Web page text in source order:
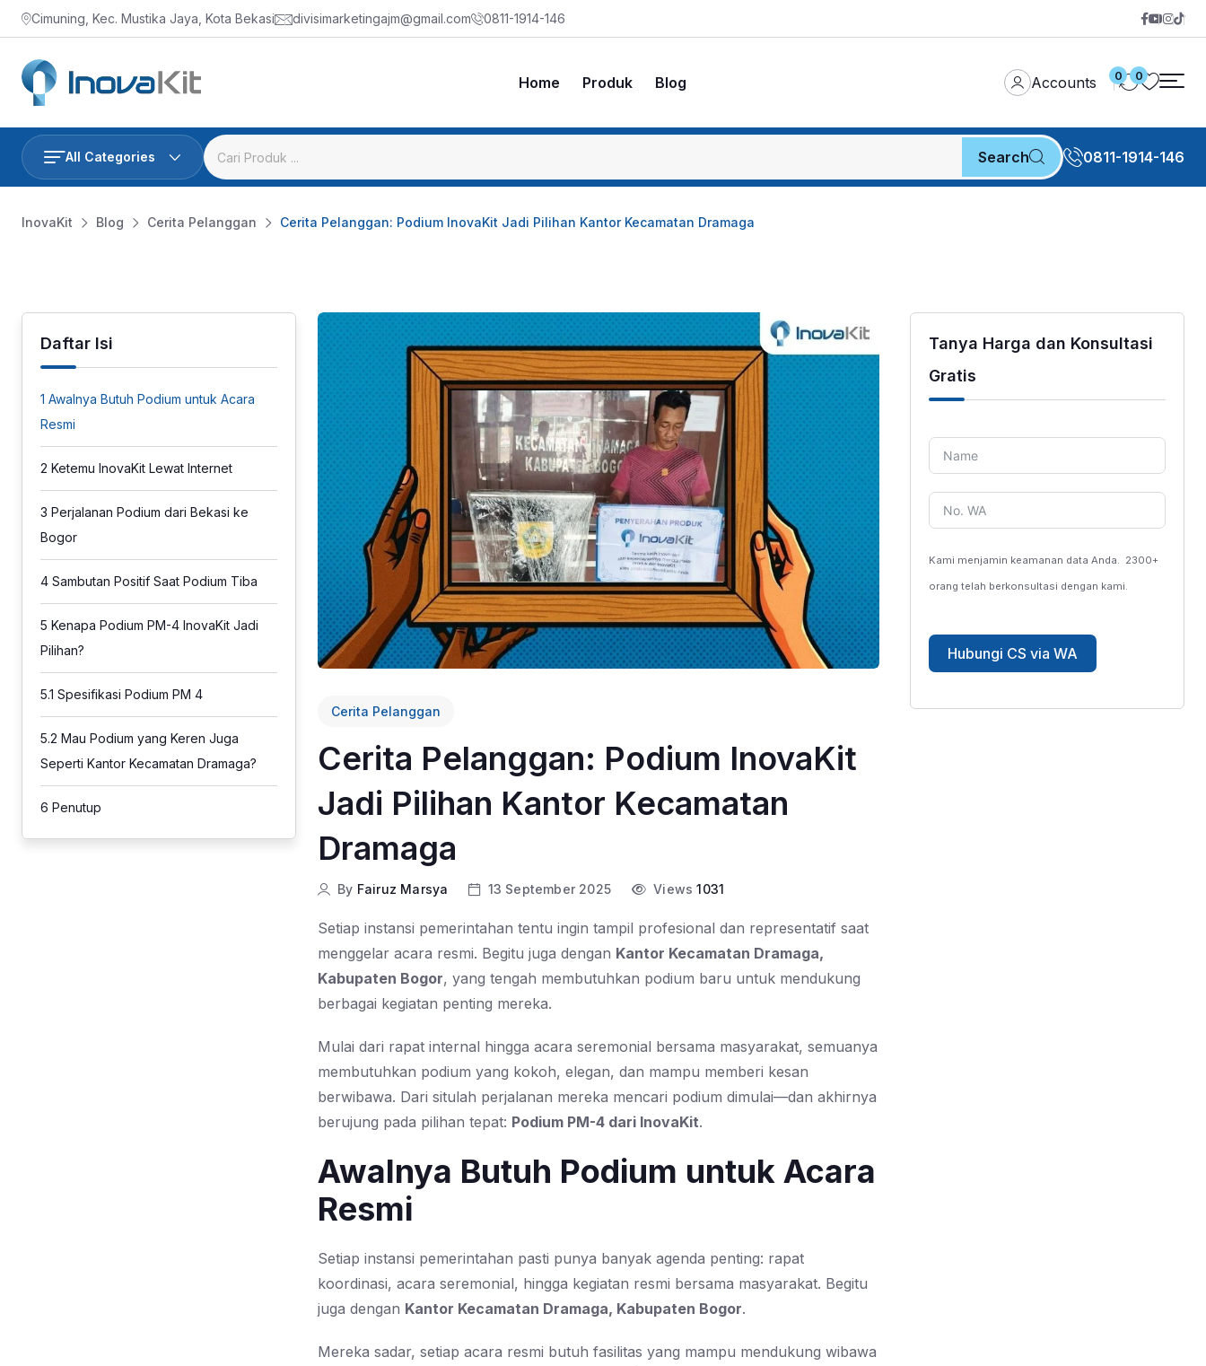
Skip
to
content
Cimuning, Kec. Mustika Jaya, Kota Bekasi divisimarketingajm@gmail.com 0811-1914-146
Home Produk Blog Accounts 0 0
All Categories Search 0811-1914-146
InovaKit Blog Cerita Pelanggan Cerita Pelanggan: Podium InovaKit Jadi Pilihan Kantor Kecamatan Dramaga
Daftar Isi
1 Awalnya Butuh Podium untuk Acara
Resmi
2 Ketemu InovaKit Lewat Internet
3 Perjalanan Podium dari Bekasi ke
Bogor
4 Sambutan Positif Saat Podium Tiba
5 Kenapa Podium PM-4 InovaKit Jadi
Pilihan?
5.1 Spesifikasi Podium PM 4
5.2 Mau Podium yang Keren Juga
Seperti Kantor Kecamatan Dramaga?
6 Penutup
Cerita Pelanggan
Cerita Pelanggan: Podium InovaKit
Jadi Pilihan Kantor Kecamatan
Dramaga
By Fairuz Marsya 13 September 2025 Views 1031
Setiap instansi pemerintahan tentu ingin tampil profesional dan representatif saat
menggelar acara resmi. Begitu juga dengan Kantor Kecamatan Dramaga,
Kabupaten Bogor, yang tengah membutuhkan podium baru untuk mendukung
berbagai kegiatan penting mereka.
Mulai dari rapat internal hingga acara seremonial bersama masyarakat, semuanya
membutuhkan podium yang kokoh, elegan, dan mampu memberi kesan
berwibawa. Dari situlah perjalanan mereka mencari podium dimulai—dan akhirnya
berujung pada pilihan tepat: Podium PM-4 dari InovaKit.
Awalnya Butuh Podium untuk Acara
Resmi
Setiap instansi pemerintahan pasti punya banyak agenda penting: rapat
koordinasi, acara seremonial, hingga kegiatan resmi bersama masyarakat. Begitu
juga dengan Kantor Kecamatan Dramaga, Kabupaten Bogor.
Mereka sadar, setiap acara resmi butuh fasilitas yang mampu mendukung wibawa
Tanya Harga dan Konsultasi
Gratis
Kami menjamin keamanan data Anda. 2300+
orang telah berkonsultasi dengan kami.
Hubungi CS via WA